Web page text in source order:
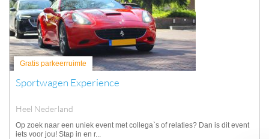
Gratis parkeerruimte
Sportwagen Experience
Heel Nederland
Op zoek naar een uniek event met collega`s of relaties? Dan is dit event
iets voor jou! Stap in en r...